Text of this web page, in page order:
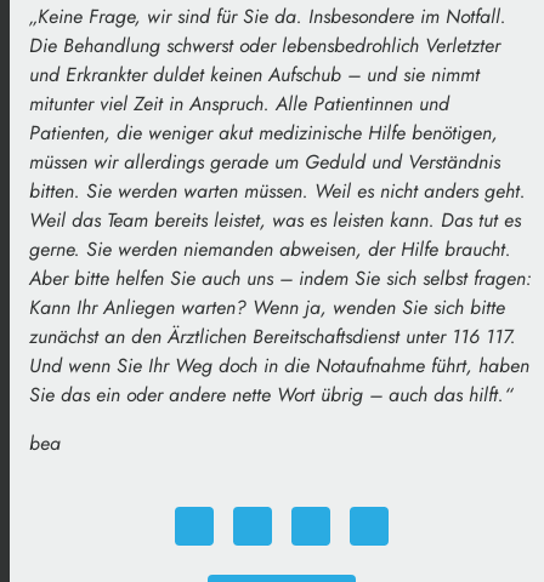
„Keine Frage, wir sind für Sie da. Insbesondere im Notfall.
Die Behandlung schwerst oder lebensbedrohlich Verletzter
und Erkrankter duldet keinen Aufschub – und sie nimmt
mitunter viel Zeit in Anspruch. Alle Patientinnen und
Patienten, die weniger akut medizinische Hilfe benötigen,
müssen wir allerdings gerade um Geduld und Verständnis
bitten. Sie werden warten müssen. Weil es nicht anders geht.
Weil das Team bereits leistet, was es leisten kann. Das tut es
gerne. Sie werden niemanden abweisen, der Hilfe braucht.
Aber bitte helfen Sie auch uns – indem Sie sich selbst fragen:
Kann Ihr Anliegen warten? Wenn ja, wenden Sie sich bitte
zunächst an den Ärztlichen Bereitschaftsdienst unter 116 117.
Und wenn Sie Ihr Weg doch in die Notaufnahme führt, haben
Sie das ein oder andere nette Wort übrig – auch das hilft.“
bea